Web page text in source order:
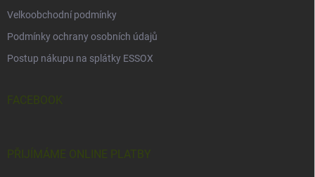
Velkoobchodní podmínky
Podmínky ochrany osobních údajů
Postup nákupu na splátky ESSOX
FACEBOOK
PŘIJÍMÁME ONLINE PLATBY